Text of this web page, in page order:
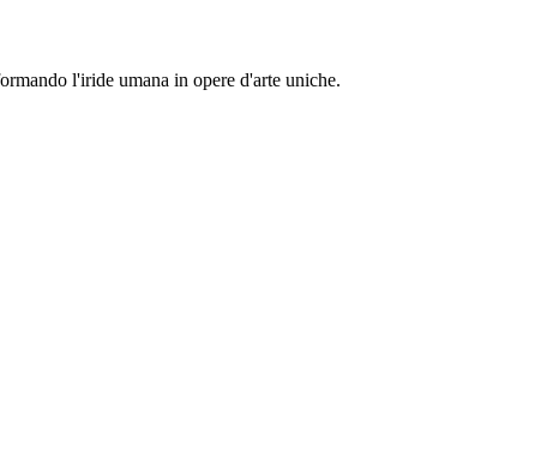
l'iride umana in opere d'arte uniche.